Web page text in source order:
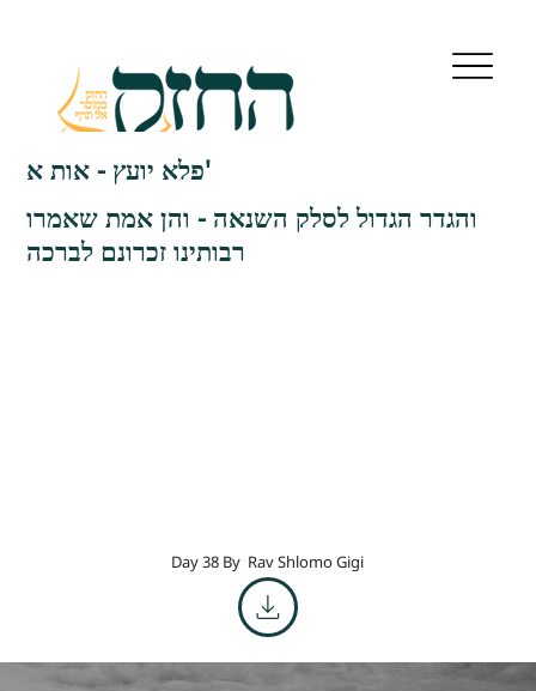
פלא יועץ - אות א'
והגדר הגדול לסלק השנאה - והן אמת שאמרו
רבותינו זכרונם לברכה
Day 38 By Rav Shlomo Gigi